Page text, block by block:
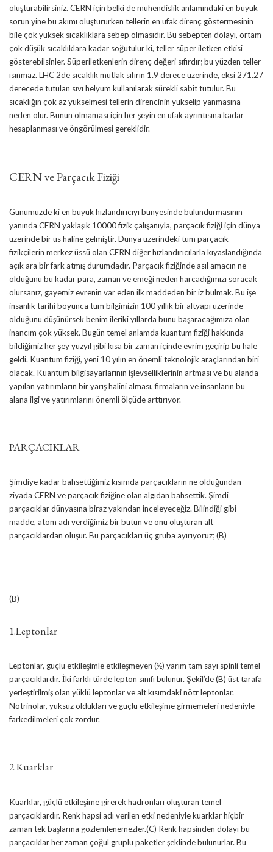
oluşturabilirsiniz. CERN için belki de mühendislik anlamındaki en büyük
sorun yine bu akımı oluştururken tellerin en ufak direnç göstermesinin
bile çok yüksek sıcaklıklara sebep olmasıdır. Bu sebepten dolayı, ortam
çok düşük sıcaklıklara kadar soğutulur ki, teller süper iletken etkisi
gösterebilsinler. Süperiletkenlerin direnç değeri sıfırdır; bu yüzden teller
ısınmaz. LHC 2de sıcaklık mutlak sıfırın 1.9 derece üzerinde, eksi 271.27
derecede tutulan sıvı helyum kullanılarak sürekli sabit tutulur. Bu
sıcaklığın çok az yükselmesi tellerin direncinin yükselip yanmasına
neden olur. Bunun olmaması için her şeyin en ufak ayrıntısına kadar
hesaplanması ve öngörülmesi gereklidir.
CERN ve Parçacık Fiziği
Günümüzde ki en büyük hızlandırıcıyı bünyesinde bulundurmasının
yanında CERN yaklaşık 10000 fizik çalışanıyla, parçacık fiziği için dünya
üzerinde bir üs haline gelmiştir. Dünya üzerindeki tüm parçacık
fizikçilerin merkez üssü olan CERN diğer hızlandırıcılarla kıyaslandığında
açık ara bir fark atmış durumdadır. Parçacık fiziğinde asıl amacın ne
olduğunu bu kadar para, zaman ve emeği neden harcadığımızı soracak
olursanız, gayemiz evrenin var eden ilk maddeden bir iz bulmak. Bu işe
insanlık tarihi boyunca tüm bilgimizin 100 yıllık bir altyapı üzerinde
olduğunu düşünürsek benim ileriki yıllarda bunu başaracağımıza olan
inancım çok yüksek. Bugün temel anlamda kuantum fiziği hakkında
bildiğimiz her şey yüzyıl gibi kısa bir zaman içinde evrim geçirip bu hale
geldi. Kuantum fiziği, yeni 10 yılın en önemli teknolojik araçlarından biri
olacak. Kuantum bilgisayarlarının işlevselliklerinin artması ve bu alanda
yapılan yatırımların bir yarış halini alması, firmaların ve insanların bu
alana ilgi ve yatırımlarını önemli ölçüde arttırıyor.
PARÇACIKLAR
Şimdiye kadar bahsettiğimiz kısımda parçacıkların ne olduğundan
ziyada CERN ve parçacık fiziğine olan algıdan bahsettik. Şimdi
parçacıklar dünyasına biraz yakından inceleyeceğiz. Bilindiği gibi
madde, atom adı verdiğimiz bir bütün ve onu oluşturan alt
parçacıklardan oluşur. Bu parçacıkları üç gruba ayırıyoruz; (B)
(B)
1.Leptonlar
Leptonlar, güçlü etkileşimle etkileşmeyen (½) yarım tam sayı spinli temel
parçacıklardır. İki farklı türde lepton sınıfı bulunur. Şekil’de (B) üst tarafa
yerleştirilmiş olan yüklü leptonlar ve alt kısımdaki nötr leptonlar.
Nötrinolar, yüksüz oldukları ve güçlü etkileşime girmemeleri nedeniyle
farkedilmeleri çok zordur.
2.Kuarklar
Kuarklar, güçlü etkileşime girerek hadronları oluşturan temel
parçacıklardır. Renk hapsi adı verilen etki nedeniyle kuarklar hiçbir
zaman tek başlarına gözlemlenemezler.(C) Renk hapsinden dolayı bu
parçacıklar her zaman çoğul gruplu paketler şeklinde bulunurlar. Bu